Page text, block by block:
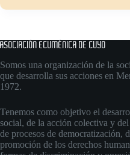
ASOCIACIÓN ECUMÉNICA DE CUYO
Somos una organización de la
que desarrolla sus acciones en
1972.
Tenemos como objetivo el
social, de la acción colectiva y
de procesos de democratización,
promoción de los derechos